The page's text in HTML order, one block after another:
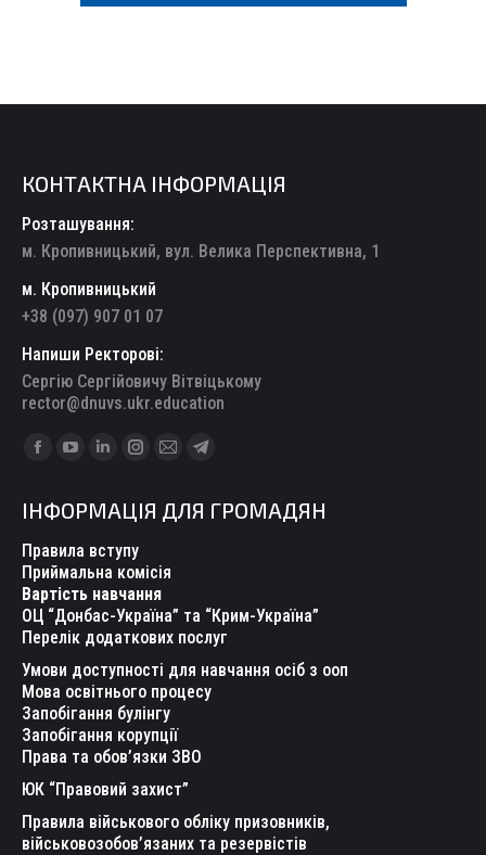
КОНТАКТНА ІНФОРМАЦІЯ
Розташування:
м. Кропивницький, вул. Велика Перспективна, 1
м. Кропивницький
+38 (097) 907 01 07
Напиши Ректорові:
Сергію Сергійовичу Вітвіцькому
rector@dnuvs.ukr.education
Find us on:
Facebook
opens
in
new
window
YouTube
opens
in
new
window
Linkedin
opens
in
new
window
Instagram
opens
in
new
window
Mail
opens
new
Telegram
opens
ІНФОРМАЦІЯ ДЛЯ ГРОМАДЯН
Правила вступу
Приймальна комісія
Вартість навчання
ОЦ “Донбас-Україна” та “Крим-Україна”
Перелік додаткових послуг
Умови доступності для навчання осіб з ооп
Мова освітнього процесу
Запобігання булінгу
Запобігання корупції
Права та обов’язки ЗВО
ЮК “Правовий захист”
Правила військового обліку призовників,
військовозобов’язаних та резервістів